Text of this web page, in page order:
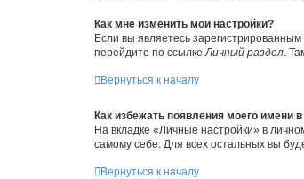
Как мне изменить мои настройки?
Если вы являетесь
перейдите по ссылке Личный раздел .
Вернуться к началу
Как избежать появления моего имени
На вкладке «Личные настройки» в
самому себе. Для всех остальных вы
Вернуться к началу